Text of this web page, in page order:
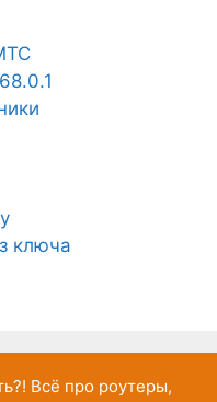
ключа
Всё про роутеры,